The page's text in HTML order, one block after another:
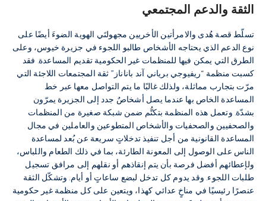
الثقة والدعم المجتمعي
تسلّط قصة هُدى والامرأتين الأخريين مجهولتَي الهوية الضوءَ أيضًا على
نوع الدعم الذي يحتاجه الأشخاص طالبو اللجوء في جزيرة خيوس، وعلى
الطرق التي يمكن فيها للمنظمات غير الحكومية تقديم المساعدة. فقد
كسبت منظمة “ريفيوجي برياني آند باناناز” ثقة المجتمعات اللاجئة التي
مرّت بتجارب مماثلة، ولذلك غالبًا ما يتم التواصل معها عبر خط
المساعدة الخاص بها عندما يصل أشخاصٌ جدد إلى الجزيرة يمرّون
بشدّة. وتعمل هذه المنظمة بتكتُّم ضمن شبكة صغيرة من المنظمات
والصحفيين والصحفيات والأشخاص المتطوعين والعاملين في مجال
المساعدة القانونية من أجل تنفيذ تدخلاتٍ سريعة عن بُعد لمساعدة
الناس على الوصول إلى المعونة الطارئة، بما في ذلك الطعام واللباس،
ولإعطائهم أفضل فرصة بأن يتم إنقاذهم أو نقلهم إلى مرافق تسجيل
طلبات اللجوء. وقد يدوم كل تدخل لبضع ساعاتٍ أو أيام. وتشكّل الثقة
عنصرًا رئيسيًا في مناخٍ عدائي كهذا، ويتعين على كل منظمة غير حكومية